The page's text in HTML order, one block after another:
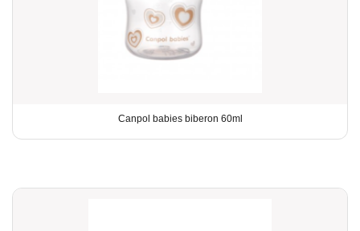
Canpol babies biberon 60ml